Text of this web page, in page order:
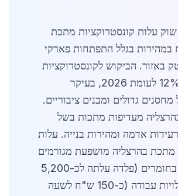
2026, שוק עלות קונסטרוקציות מתכת
במהירות בגלל התפתחות פארקי
באזור. הביקוש לקונסטרוקציות
מתכת גדל ב-12% לעומת 2026, בעיקר
גדולים ומבנים ציבוריים.
מעדיפות מתכות בשל
אדמה ומהירות בנייה. עלות
מתכת בהרצליה מושפעת מגורמים
כמו אינפלציה בחומרים (פלדה עלתה לכ-5,200
ש"ח לטון), עלויות עבודה (כ-150 ש"ח לשעה